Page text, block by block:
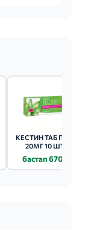
КЕСТИН ТАБ П/ОБ
20МГ 10 ШТ.
бастап 670 ₸